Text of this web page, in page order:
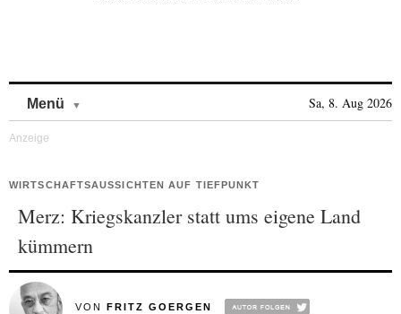
Menü Sa, 8. Aug 2026
WIRTSCHAFTSAUSSICHTEN AUF TIEFPUNKT
Merz: Kriegskanzler statt ums eigene Land
kümmern
VON FRITZ GOERGEN